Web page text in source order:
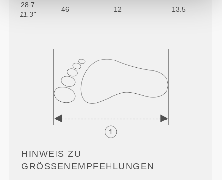
28.7
11.3"
46 12 13.5
HINWEIS ZU
GRÖSSENEMPFEHLUNGEN